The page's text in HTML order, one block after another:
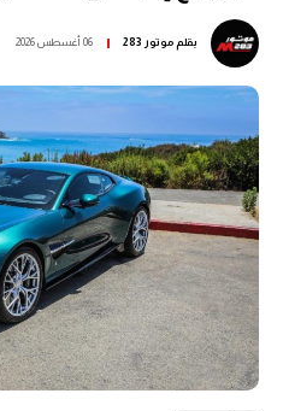
بقلمموتور 283 06 أغسطس 2026